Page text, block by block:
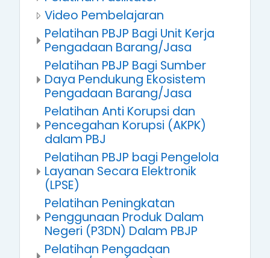
Video Pembelajaran
Pelatihan PBJP Bagi Unit Kerja
Pengadaan Barang/Jasa
Pelatihan PBJP Bagi Sumber
Daya Pendukung Ekosistem
Pengadaan Barang/Jasa
Pelatihan Anti Korupsi dan
Pencegahan Korupsi (AKPK)
dalam PBJ
Pelatihan PBJP bagi Pengelola
Layanan Secara Elektronik
(LPSE)
Pelatihan Peningkatan
Penggunaan Produk Dalam
Negeri (P3DN) Dalam PBJP
Pelatihan Pengadaan